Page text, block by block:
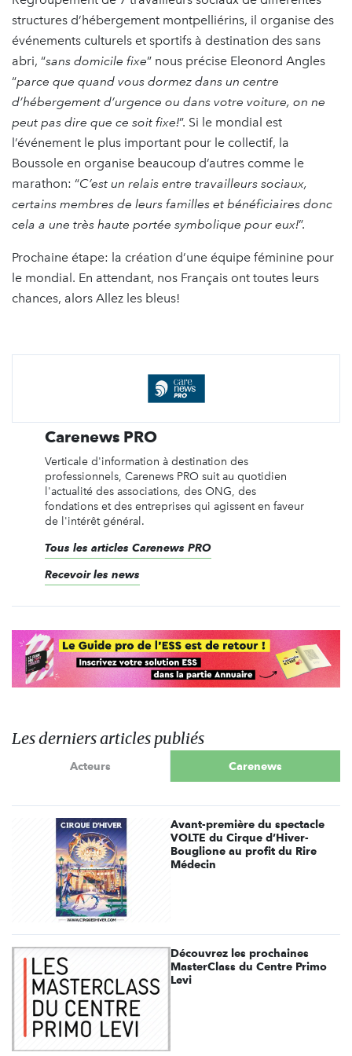
structures d’hébergement montpelliérins, il organise des
événements culturels et sportifs à destination des sans
abri, “sans domicile fixe” nous précise Eleonord Angles
“parce que quand vous dormez dans un centre
d’hébergement d’urgence ou dans votre voiture, on ne
peut pas dire que ce soit fixe!”. Si le mondial est
l’événement le plus important pour le collectif, la
Boussole en organise beaucoup d’autres comme le
marathon: “C’est un relais entre travailleurs sociaux,
certains membres de leurs familles et bénéficiaires donc
cela a une très haute portée symbolique pour eux!”.
Prochaine étape: la création d’une équipe féminine pour
le mondial. En attendant, nos Français ont toutes leurs
chances, alors Allez les bleus!
Carenews PRO
Verticale d'information à destination des
professionnels, Carenews PRO suit au quotidien
l'actualité des associations, des ONG, des
fondations et des entreprises qui agissent en faveur
de l'intérêt général.
Tous les articles Carenews PRO
Recevoir les news
Les derniers articles publiés
Acteurs Carenews
Avant-première du spectacle
VOLTE du Cirque d’Hiver-
Bouglione au profit du Rire
Médecin
Découvrez les prochaines
MasterClass du Centre Primo
Levi